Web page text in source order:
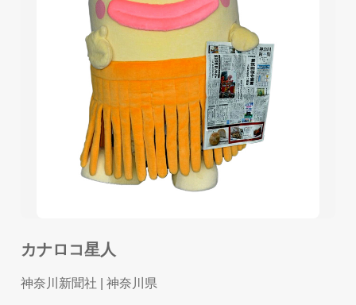
カナロコ星人
神奈川新聞社 | 神奈川県